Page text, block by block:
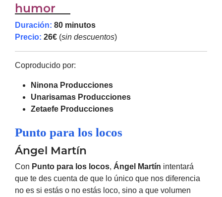
humor
Duración: 80 minutos
Precio: 26€ (sin descuentos)
Coproducido por:
Ninona Producciones
Unarisamas Producciones
Zetaefe Producciones
Punto para los locos
Ángel Martín
Con Punto para los locos, Ángel Martín intentará
que te des cuenta de que lo único que nos diferencia
no es si estás o no estás loco, sino a que volumen